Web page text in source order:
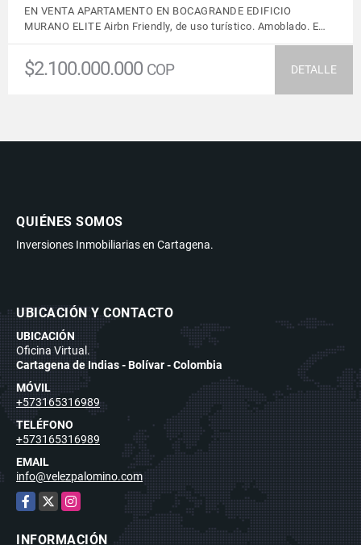
EN VENTA APARTAMENTO EN BOCAGRANDE EDIFICIO
MURANO ELITE Airbn Friendly, de uso turístico. Amoblado. E…
$2.100.000.000 COP DETALLE
QUIÉNES SOMOS
Inversiones Inmobiliarias en Cartagena.
UBICACIÓN Y CONTACTO
UBICACIÓN
Oficina Virtual.
Cartagena de Indias - Bolívar - Colombia
MÓVIL
+573165316989
TELÉFONO
+573165316989
EMAIL
info@velezpalomino.com
Facebook
X Instagram
INFORMACIÓN